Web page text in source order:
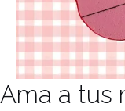
Ama a tus